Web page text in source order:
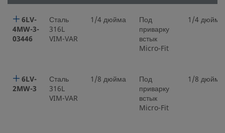
6LV-
4MW-3-
03446
Сталь
316L
VIM-VAR
1/4 дюйма
Под
приварку
встык
Micro-Fit
1/4 дюйма
6LV-
2MW-3
Сталь
316L
VIM-VAR
1/8 дюйма
Под
приварку
встык
Micro-Fit
1/8 дюйма